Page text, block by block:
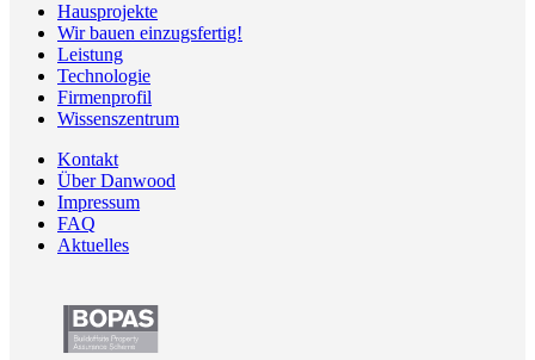
Hausprojekte
Wir bauen einzugsfertig!
Leistung
Technologie
Firmenprofil
Wissenszentrum
Kontakt
Über Danwood
Impressum
FAQ
Aktuelles